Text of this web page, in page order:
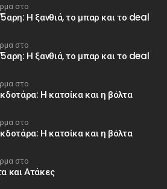
στο
Η ξανθιά, το μπαρ και το deal
στο
Η ξανθιά, το μπαρ και το deal
στο
Η κατσίκα και η βόλτα
στο
Η κατσίκα και η βόλτα
στο
και Ατάκες